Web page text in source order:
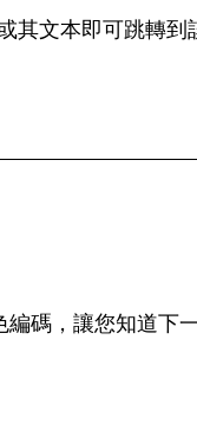
其文本即可跳轉
碼，讓您知道下